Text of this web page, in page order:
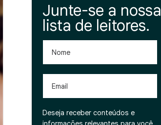
Junte-se a nossa
lista de leitores.
Deseja receber conteúdos e